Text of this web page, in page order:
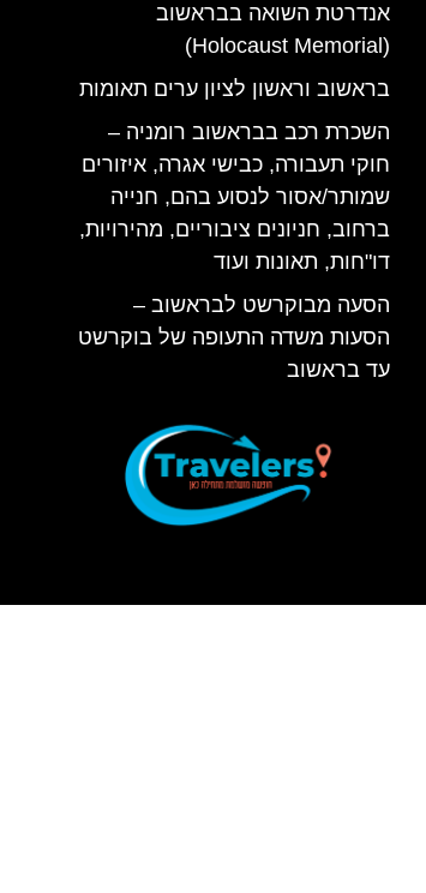
אנדרטת השואה בבראשוב
(Holocaust Memorial)
בראשוב וראשון לציון ערים תאומות
השכרת רכב בבראשוב רומניה –
חוקי תעבורה, כבישי אגרה, איזורים
שמותר/אסור לנסוע בהם, חנייה
ברחוב, חניונים ציבוריים, מהירויות,
דו"חות, תאונות ועוד
הסעה מבוקרשט לבראשוב –
הסעות משדה התעופה של בוקרשט
עד בראשוב